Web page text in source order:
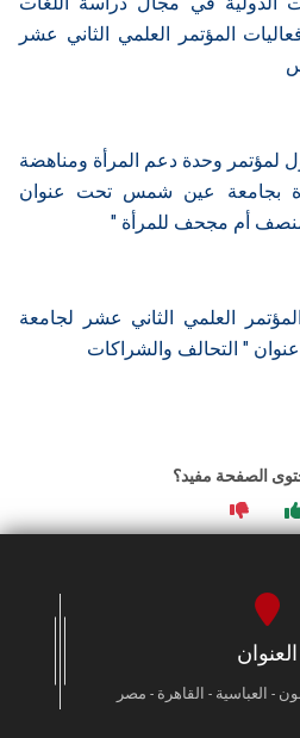
المؤتمر العلمي الثاني عشر
لمؤتمر وحدة دعم المرأة ومناهضة
بجامعة عين شمس تحت عنوان
أم مجحف للمرأة "
العلمي الثاني عشر لجامعة
" التحالف ‏والشراكات
الصفحة مفيد؟
العنوان
- العباسية - القاهرة - مصر